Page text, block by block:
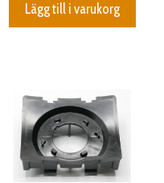
Lägg till i varukorg